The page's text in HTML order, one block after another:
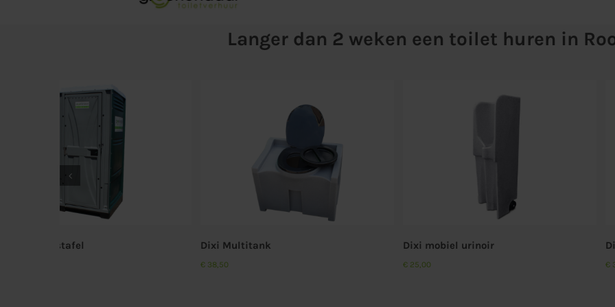
Langer dan 2 weken een toilet huren in
Dixi Multitank Dixi mobiel urinoir
Aan offerte toevoegen
Dixi